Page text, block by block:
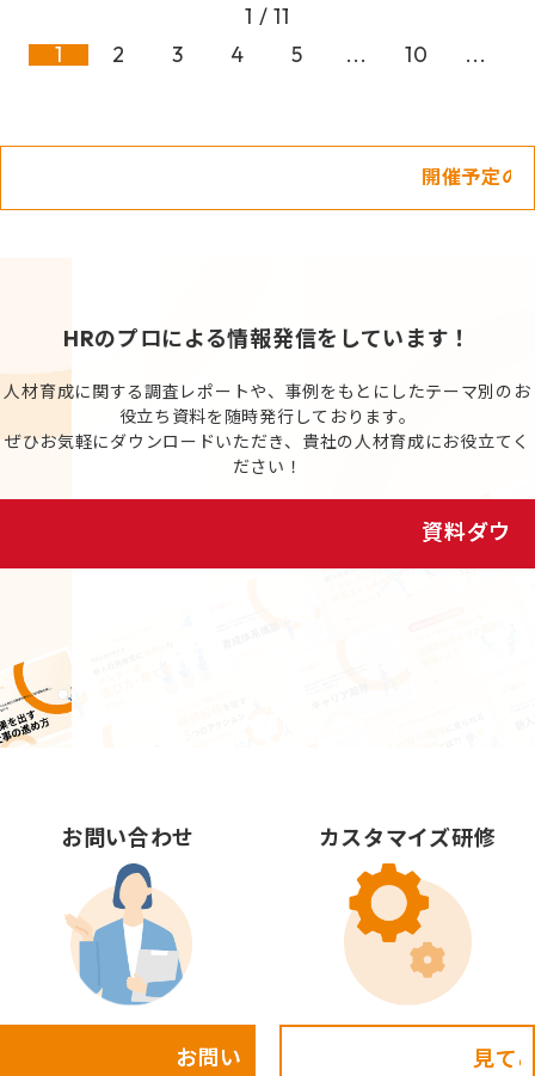
1 / 11
1
2 3 4 5 ... 10 ...
HRのプロによる情報発信をしています！
人材育成に関する調査レポートや、事例をもとにしたテーマ別のお
役立ち資料を随時発行しております。
ぜひお気軽にダウンロードいただき、貴社の人材育成にお役立てく
ださい！
お問い合わせ
お問い合わせ
カスタマイズ研修